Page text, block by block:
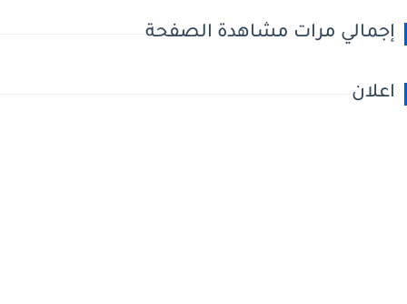
إجمالي مرات مشاهدة الصفحة
اعلان